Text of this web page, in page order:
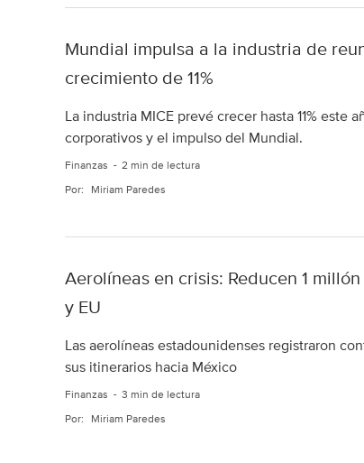
Mundial impulsa a la industria de
crecimiento de 11%
La industria MICE prevé crecer hasta 11% este
corporativos y el impulso del Mundial.
Finanzas 2 min de lectura
Por: Miriam Paredes
Aerolíneas en crisis: Reducen 1
y EU
Las aerolíneas estadounidenses registraron
sus itinerarios hacia México
Finanzas 3 min de lectura
Por: Miriam Paredes